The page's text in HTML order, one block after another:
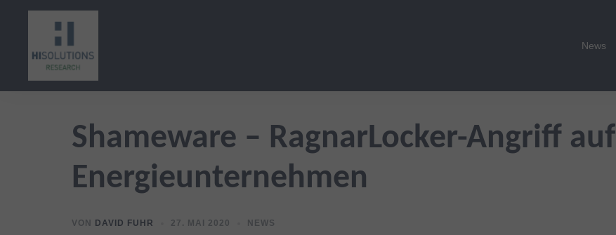
News
Shameware – RagnarLocker-Angriff auf
Energieunternehmen
VON DAVID FUHR 27. MAI 2020 NEWS